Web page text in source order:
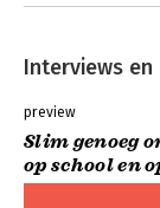
Interviews
preview
Slim genoeg
op school en